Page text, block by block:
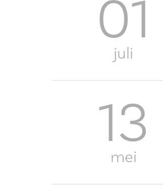
01
juli
13
mei